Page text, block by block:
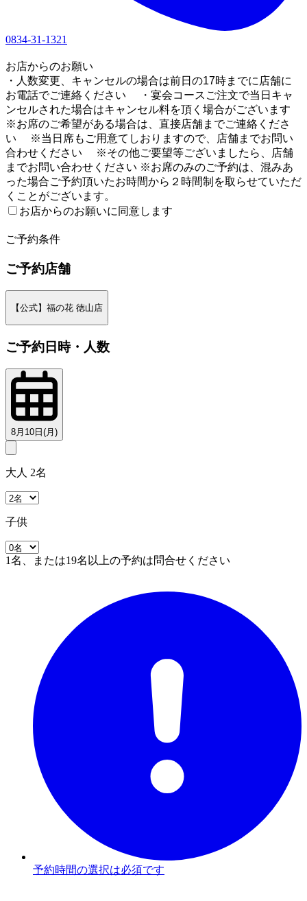
0834-31-1321
お店からのお願い
・人数変更、キャンセルの場合は前日の17時までに店舗に
お電話でご連絡ください ・宴会コースご注文で当日キャ
ンセルされた場合はキャンセル料を頂く場合がございます
※お席のご希望がある場合は、直接店舗までご連絡くださ
い ※当日席もご用意てしおりますので、店舗までお問い
合わせください ※その他ご要望等ございましたら、店舗
までお問い合わせください ※お席のみのご予約は、混みあ
った場合ご予約頂いたお時間から２時間制を取らせていただ
くことがございます。
お店からのお願いに同意します
ご予約条件
ご予約店舗
【公式】福の花 徳山店
ご予約日時・人数
8月10日(月)
大人 2名
子供
1名、または19名以上の予約は問合せください
予約時間の選択は必須です